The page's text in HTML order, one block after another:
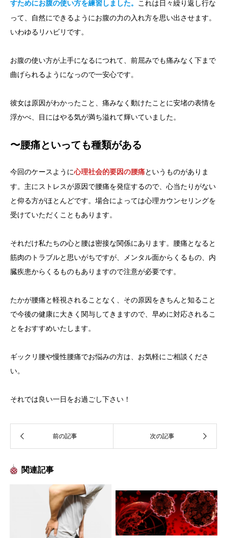
すためにお腹の使い方を練習しました。 これは日々繰り返し行な
って、自然にできるようにお腹の力の入れ方を思い出させます。
いわゆるリハビリです。
お腹の使い方が上手になるにつれて、前屈みでも痛みなく下まで
曲げられるようになっので一安心です。
彼女は原因がわかったこと、痛みなく動けたことに安堵の表情を
浮かべ、目にはやる気が満ち溢れて輝いていました。
〜腰痛といっても種類がある
今回のケースように心理社会的要因の腰痛というものがありま
す。主にストレスが原因で腰痛を発症するので、心当たりがない
と仰る方がほとんどです。場合によっては心理カウンセリングを
受けていただくこともあります。
それだけ私たちの心と腰は密接な関係にあります。腰痛となると
筋肉のトラブルと思いがちですが、メンタル面からくるもの、内
臓疾患からくるものもありますので注意が必要です。
たかが腰痛と軽視されることなく、その原因をきちんと知ること
で今後の健康に大きく関与してきますので、早めに対応されるこ
とをおすすめいたします。
ギックリ腰や慢性腰痛でお悩みの方は、お気軽にご相談くださ
い。
それでは良い一日をお過ごし下さい！
関連記事